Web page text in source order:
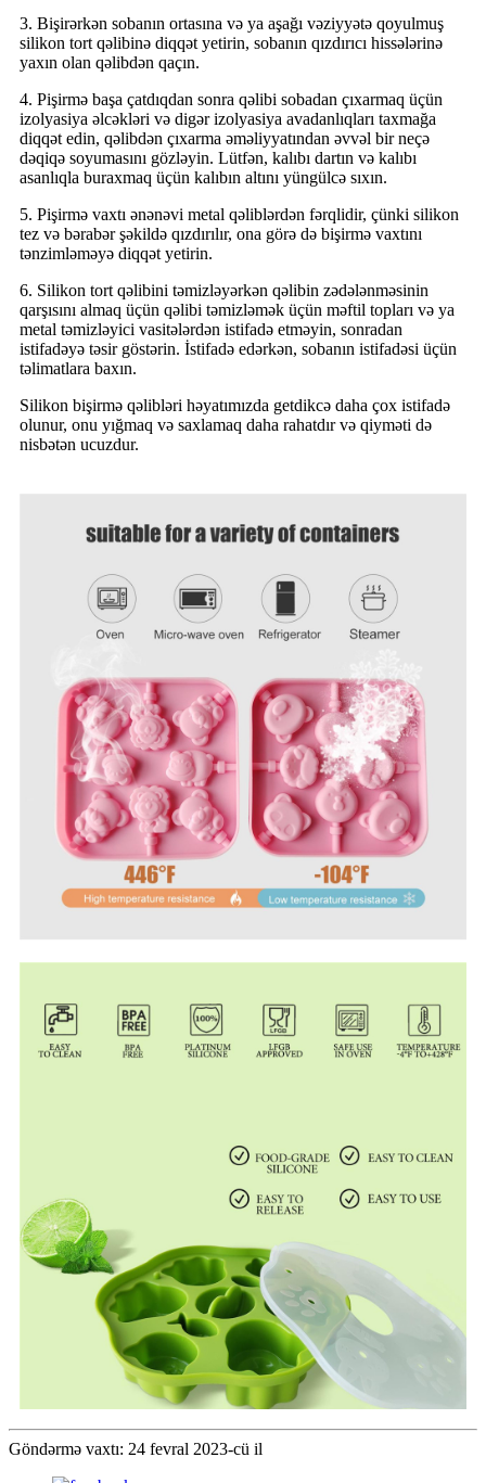
3. Bişirərkən sobanın ortasına və ya aşağı vəziyyətə qoyulmuş
silikon tort qəlibinə diqqət yetirin, sobanın qızdırıcı hissələrinə
yaxın olan qəlibdən qaçın.
4. Pişirmə başa çatdıqdan sonra qəlibi sobadan çıxarmaq üçün
izolyasiya əlcəkləri və digər izolyasiya avadanlıqları taxmağa
diqqət edin, qəlibdən çıxarma əməliyyatından əvvəl bir neçə
dəqiqə soyumasını gözləyin. Lütfən, kalıbı dartın və kalıbı
asanlıqla buraxmaq üçün kalıbın altını yüngülcə sıxın.
5. Pişirmə vaxtı ənənəvi metal qəliblərdən fərqlidir, çünki silikon
tez və bərabər şəkildə qızdırılır, ona görə də bişirmə vaxtını
tənzimləməyə diqqət yetirin.
6. Silikon tort qəlibini təmizləyərkən qəlibin zədələnməsinin
qarşısını almaq üçün qəlibi təmizləmək üçün məftil topları və ya
metal təmizləyici vasitələrdən istifadə etməyin, sonradan
istifadəyə təsir göstərin. İstifadə edərkən, sobanın istifadəsi üçün
təlimatlara baxın.
Silikon bişirmə qəlibləri həyatımızda getdikcə daha çox istifadə
olunur, onu yığmaq və saxlamaq daha rahatdır və qiyməti də
nisbətən ucuzdur.
Göndərmə vaxtı: 24 fevral 2023-cü il